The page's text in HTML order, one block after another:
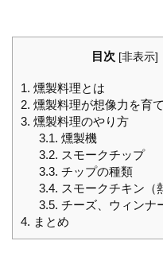
目次 [非表示]
1. 燻製料理とは
2. 燻製料理が想像力を育
3. 燻製料理のやり方
3.1. 燻製機
3.2. スモークチップ
3.3. チップの種類
3.4. スモークチキン（
3.5. チーズ、ウィンナ
4. まとめ